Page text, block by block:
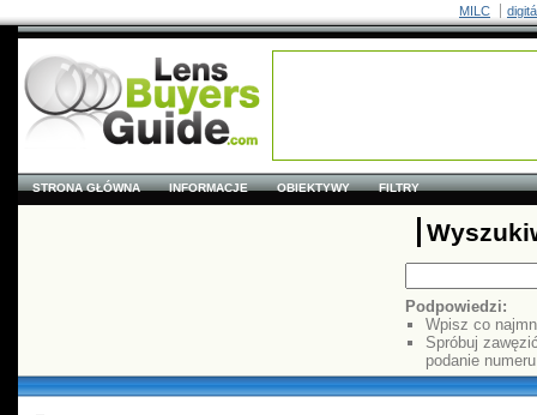
MILC
STRONA GŁÓWNA INFORMACJE OBIEKTYWY FILTRY
Podpowiedzi:
Wpisz co
Spróbuj
podanie